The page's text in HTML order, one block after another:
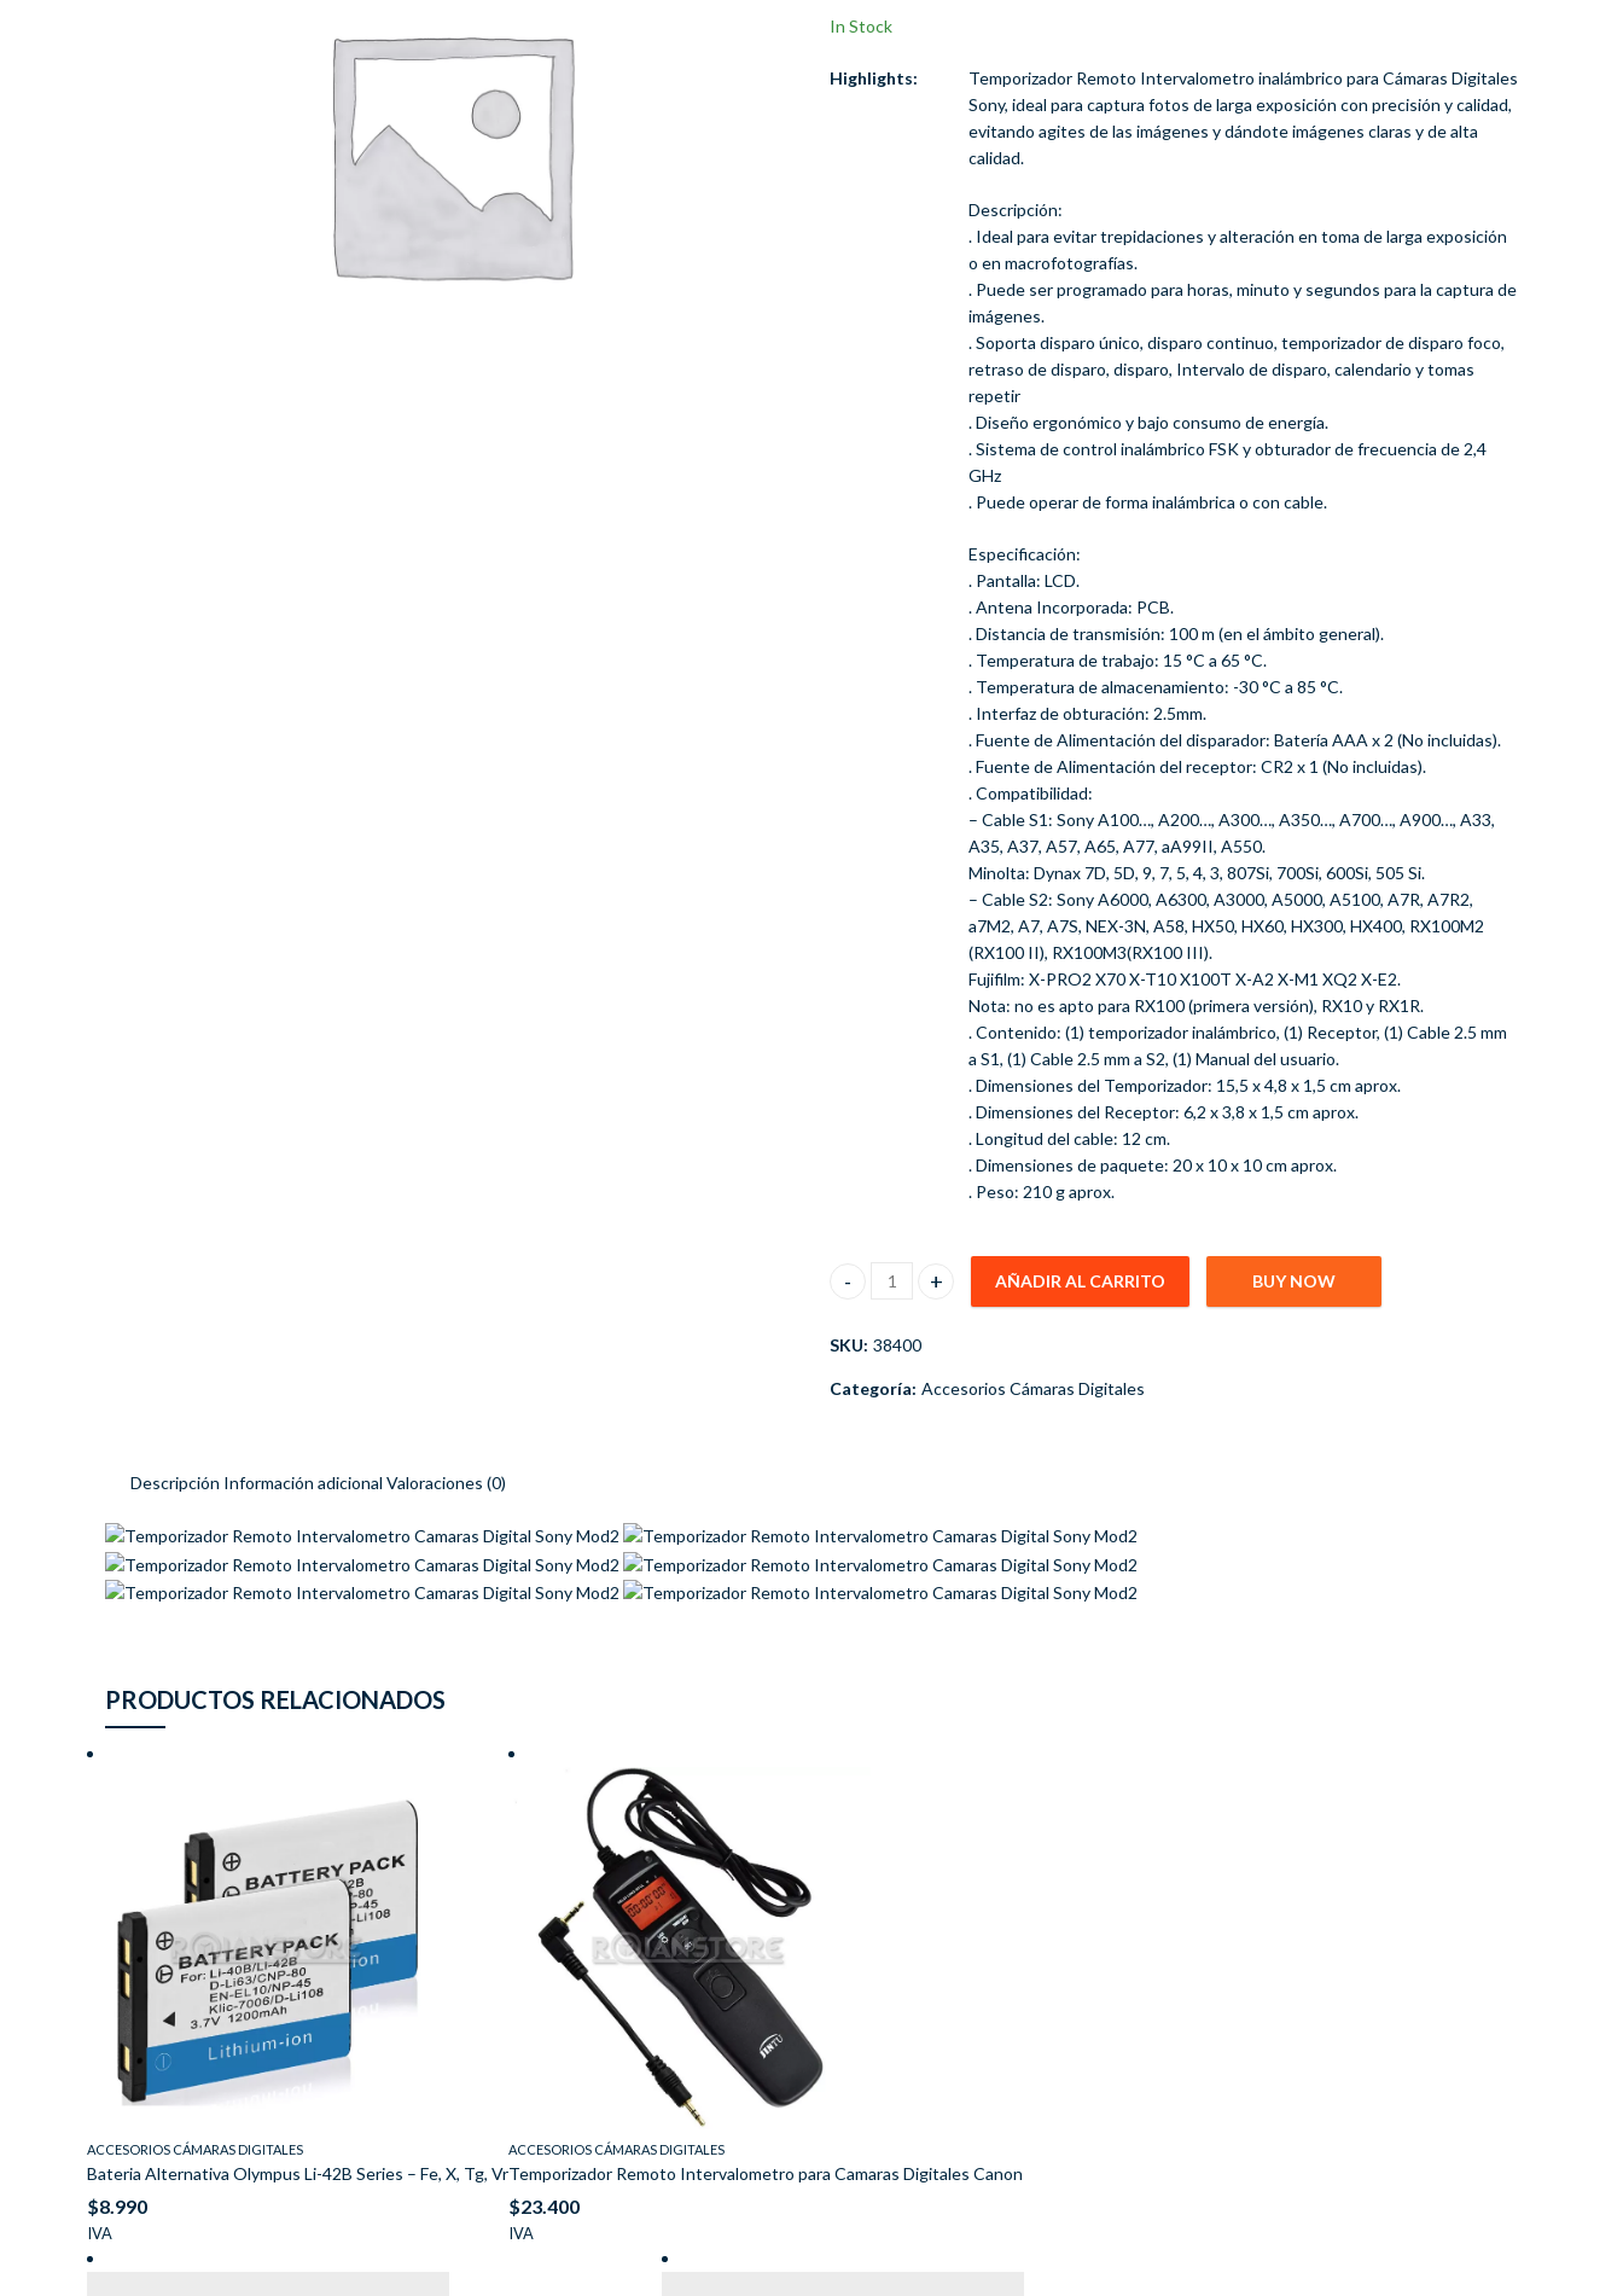
In Stock
Highlights:
Temporizador Remoto Intervalometro inalámbrico para Cámaras Digitales
Sony, ideal para captura fotos de larga exposición con precisión y calidad,
evitando agites de las imágenes y dándote imágenes claras y de alta
calidad.
Descripción:
. Ideal para evitar trepidaciones y alteración en toma de larga exposición
o en macrofotografías.
. Puede ser programado para horas, minuto y segundos para la captura de
imágenes.
. Soporta disparo único, disparo continuo, temporizador de disparo foco,
retraso de disparo, disparo, Intervalo de disparo, calendario y tomas
repetir
. Diseño ergonómico y bajo consumo de energía.
. Sistema de control inalámbrico FSK y obturador de frecuencia de 2,4
GHz
. Puede operar de forma inalámbrica o con cable.
Especificación:
. Pantalla: LCD.
. Antena Incorporada: PCB.
. Distancia de transmisión: 100 m (en el ámbito general).
. Temperatura de trabajo: 15 °C a 65 °C.
. Temperatura de almacenamiento: -30 °C a 85 °C.
. Interfaz de obturación: 2.5mm.
. Fuente de Alimentación del disparador: Batería AAA x 2 (No incluidas).
. Fuente de Alimentación del receptor: CR2 x 1 (No incluidas).
. Compatibilidad:
– Cable S1: Sony A100…, A200…, A300…, A350…, A700…, A900…, A33,
A35, A37, A57, A65, A77, aA99II, A550.
Minolta: Dynax 7D, 5D, 9, 7, 5, 4, 3, 807Si, 700Si, 600Si, 505 Si.
– Cable S2: Sony A6000, A6300, A3000, A5000, A5100, A7R, A7R2,
a7M2, A7, A7S, NEX-3N, A58, HX50, HX60, HX300, HX400, RX100M2
(RX100 II), RX100M3(RX100 III).
Fujifilm: X-PRO2 X70 X-T10 X100T X-A2 X-M1 XQ2 X-E2.
Nota: no es apto para RX100 (primera versión), RX10 y RX1R.
. Contenido: (1) temporizador inalámbrico, (1) Receptor, (1) Cable 2.5 mm
a S1, (1) Cable 2.5 mm a S2, (1) Manual del usuario.
. Dimensiones del Temporizador: 15,5 x 4,8 x 1,5 cm aprox.
. Dimensiones del Receptor: 6,2 x 3,8 x 1,5 cm aprox.
. Longitud del cable: 12 cm.
. Dimensiones de paquete: 20 x 10 x 10 cm aprox.
. Peso: 210 g aprox.
Temporizador Remoto Intervalometro Camaras Digital Sony Mod2 cantidad
AÑADIR AL CARRITO BUY NOW
SKU: 38400
Categoría: Accesorios Cámaras Digitales
Descripción Información adicional Valoraciones (0)
PRODUCTOS RELACIONADOS
ACCESORIOS CÁMARAS DIGITALES
Bateria Alternativa Olympus Li-42B Series – Fe, X, Tg, Vr
$8.990
IVA
ACCESORIOS CÁMARAS DIGITALES
Temporizador Remoto Intervalometro para Camaras Digitales Canon
$23.400
IVA